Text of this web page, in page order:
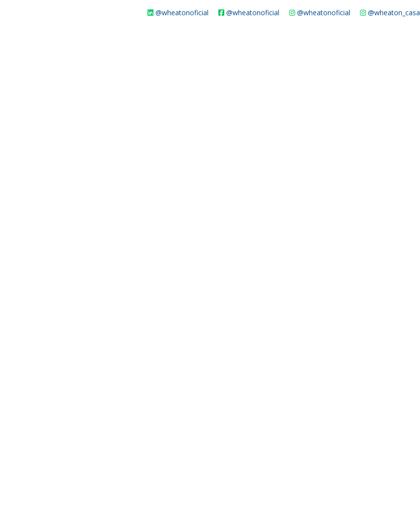
@wheatonoficial @wheatonoficial @wheatonoficial @wheaton_casa